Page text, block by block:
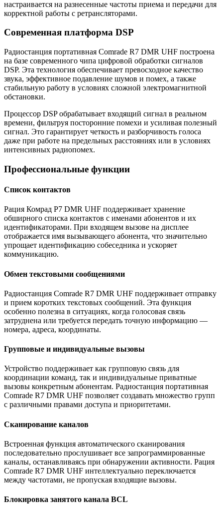
настраивается на разнесенные частоты приема и передачи для
корректной работы с ретрансляторами.
Современная платформа DSP
Радиостанция портативная Comrade R7 DMR UHF построена
на базе современного чипа цифровой обработки сигналов
DSP. Эта технология обеспечивает превосходное качество
звука, эффективное подавление шумов и помех, а также
стабильную работу в условиях сложной электромагнитной
обстановки.
Процессор DSP обрабатывает входящий сигнал в реальном
времени, фильтруя посторонние помехи и усиливая полезный
сигнал. Это гарантирует четкость и разборчивость голоса
даже при работе на предельных расстояниях или в условиях
интенсивных радиопомех.
Профессиональные функции
Список контактов
Рация Комрад Р7 DMR UHF поддерживает хранение
обширного списка контактов с именами абонентов и их
идентификаторами. При входящем вызове на дисплее
отображается имя вызывающего абонента, что значительно
упрощает идентификацию собеседника и ускоряет
коммуникацию.
Обмен текстовыми сообщениями
Радиостанция Comrade R7 DMR UHF поддерживает отправку
и прием коротких текстовых сообщений. Эта функция
особенно полезна в ситуациях, когда голосовая связь
затруднена или требуется передать точную информацию —
номера, адреса, координаты.
Групповые и индивидуальные вызовы
Устройство поддерживает как групповую связь для
координации команд, так и индивидуальные приватные
вызовы конкретным абонентам. Радиостанция портативная
Comrade R7 DMR UHF позволяет создавать множество групп
с различными правами доступа и приоритетами.
Сканирование каналов
Встроенная функция автоматического сканирования
последовательно прослушивает все запрограммированные
каналы, останавливаясь при обнаружении активности. Рация
Comrade R7 DMR UHF интеллектуально переключается
между частотами, не пропуская входящие вызовы.
Блокировка занятого канала BCL